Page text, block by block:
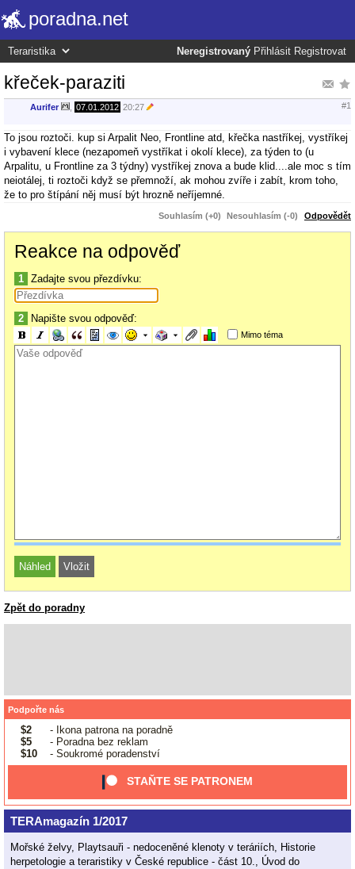
poradna.net
Neregistrovaný Přihlásit Registrovat
křeček-paraziti
Aurifer 07.01.2012 20:27 #1
To jsou roztoči. kup si Arpalit Neo, Frontline atd, křečka nastříkej, vystříkej
i vybavení klece (nezapomeň vystříkat i okolí klece), za týden to (u
Arpalitu, u Frontline za 3 týdny) vystříkej znova a bude klid....ale moc s tím
neiotálej, ti roztoči když se přemnoží, ak mohou zvíře i zabít, krom toho,
že to pro štípání něj musí být hrozně neříjemné.
Souhlasím (+0) Nesouhlasím (-0) Odpovědět
Reakce na odpověď
1 Zadajte svou přezdívku:
2 Napište svou odpověď:
Mimo téma
Zpět do poradny
Podpořte nás
$2
- Ikona patrona na poradně
$5
- Poradna bez reklam
$10
- Soukromé poradenství
STAŇTE SE PATRONEM
TERAmagazín 1/2017
Mořské želvy, Playtsauři - nedoceněné klenoty v teráriích, Historie
herpetologie a teraristiky v České republice - část 10., Úvod do